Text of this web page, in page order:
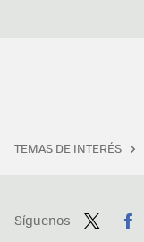
TEMAS DE INTERÉS
Síguenos